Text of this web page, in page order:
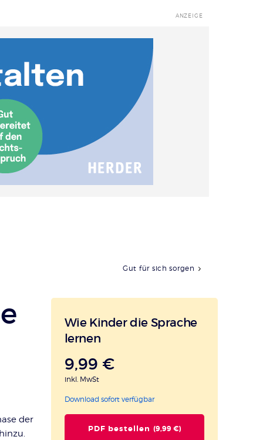
Gut für sich sorgen
der
Wie Kinder die Sprache
lernen
9,99 €
inkl. MwSt
Download sofort verfügbar
PDF bestellen (9,99 €)